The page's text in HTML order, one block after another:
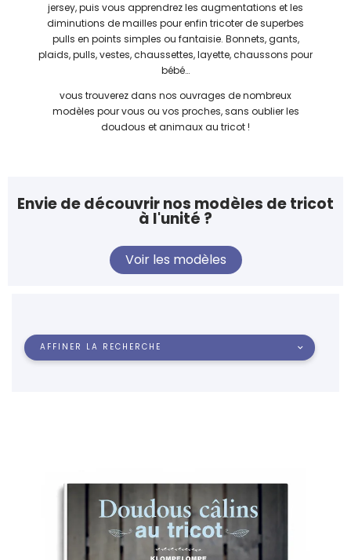
jersey, puis vous apprendrez les augmentations et les
diminutions de mailles pour enfin tricoter de superbes
pulls en points simples ou fantaisie. Bonnets, gants,
plaids, pulls, vestes, chaussettes, layette, chaussons pour
bébé…
vous trouverez dans nos ouvrages de nombreux
modèles pour vous ou vos proches, sans oublier les
doudous et animaux au tricot !
Envie de découvrir nos modèles de tricot
à l'unité ?
Voir les modèles
AFFINER LA RECHERCHE